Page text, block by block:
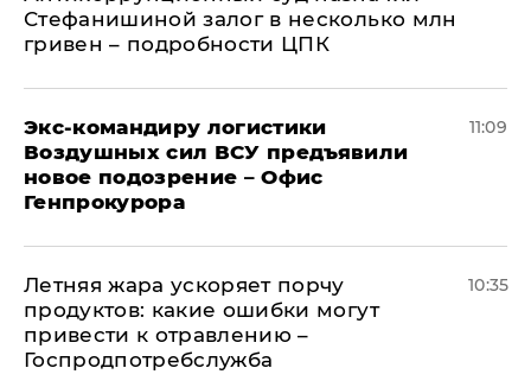
Стефанишиной залог в несколько млн
гривен – подробности ЦПК
Экс-командиру логистики
Воздушных сил ВСУ предъявили
новое подозрение – Офис
Генпрокурора
11:09
Летняя жара ускоряет порчу
продуктов: какие ошибки могут
привести к отравлению –
Госпродпотребслужба
10:35